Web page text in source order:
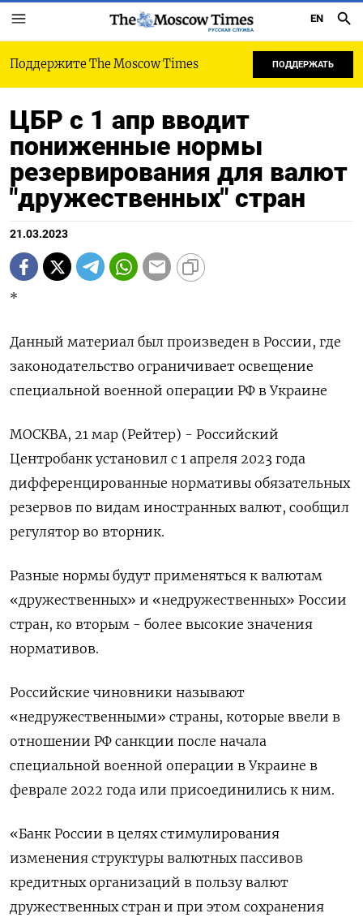
РУССКАЯ СЛУЖБА
EN
Поддержите The Moscow Times ПОДДЕРЖАТЬ
ЦБР с 1 апр вводит
пониженные нормы
резервирования для валют
"дружественных" стран
21.03.2023
*
Данный материал был произведен в России, где
законодательство ограничивает освещение
специальной военной операции РФ в Украине
МОСКВА, 21 мар (Рейтер) - Российский
Центробанк установил с 1 апреля 2023 года
дифференцированные нормативы обязательных
резервов по видам иностранных валют, сообщил
регулятор во вторник.
Разные нормы будут применяться к валютам
«дружественных» и «недружественных» России
стран, ко вторым - более высокие значения
нормативов.
Российские чиновники называют
«недружественными» страны, которые ввели в
отношении РФ санкции после начала
специальной военной операции в Украине в
феврале 2022 года или присоединились к ним.
«Банк России в целях стимулирования
изменения структуры валютных пассивов
кредитных организаций в пользу валют
дружественных стран и при этом сохранения